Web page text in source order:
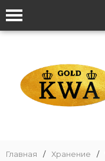
Главная / Хранение /